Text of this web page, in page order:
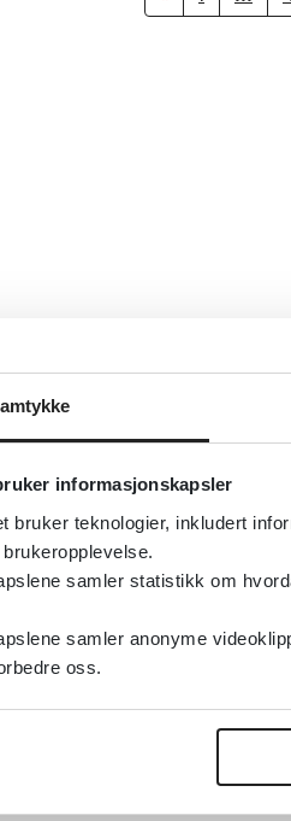
informasjonskapsler
bruker teknologier, inkludert
samler statistikk om
samler anonyme
oss.